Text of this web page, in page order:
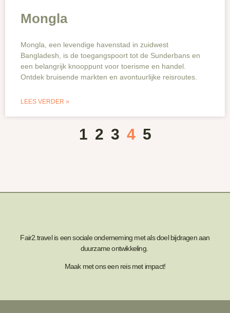
Mongla
Mongla, een levendige havenstad in zuidwest
Bangladesh, is de toegangspoort tot de Sunderbans en
een belangrijk knooppunt voor toerisme en handel.
Ontdek bruisende markten en avontuurlijke reisroutes.
LEES VERDER »
1 2 3 4 5
Fair2.travel is een sociale onderneming met als doel bijdragen aan
duurzame ontwikkeling.
Maak met ons een reis met impact!